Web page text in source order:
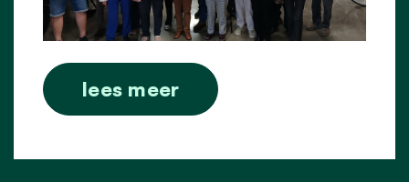
lees meer